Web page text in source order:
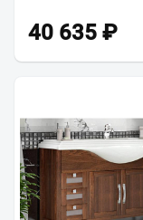
40 635 ₽